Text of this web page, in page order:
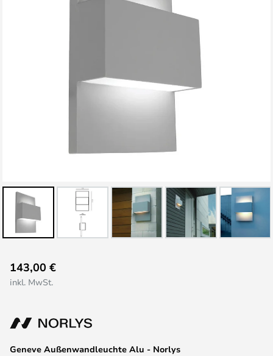
Anfang
der
springen
Geneve Außenwandleuchte Alu - Norlys
143,00 €
inkl. MwSt.